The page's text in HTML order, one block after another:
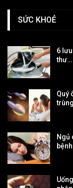
SỨC KHOẺ
6
thư…
Quý
Ngủ